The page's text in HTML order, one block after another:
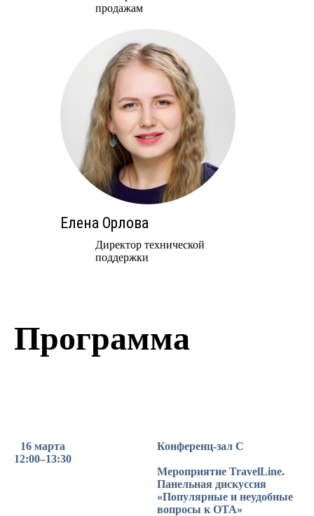
продажам
Елена Орлова
Директор технической
поддержки
Программа
16 марта
12:00–13:30
Конференц-зал C
Мероприятие TravelLine.
Панельная дискуссия
«Популярные и неудобные
вопросы к ОТА»